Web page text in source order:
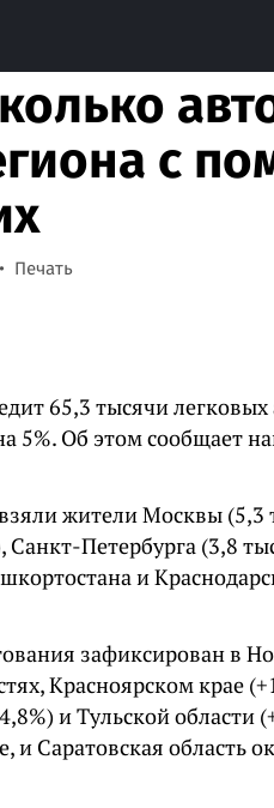
с
Печать
65,3 тысячи легковых
5%. Об этом сообщает
жители Москвы (5,3
Петербурга (3,8
и
зафиксирован в
Красноярском крае
и Тульской области
Саратовская область